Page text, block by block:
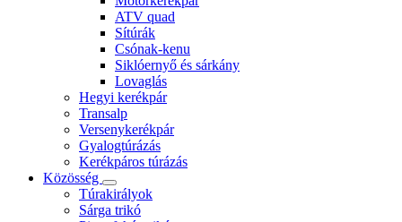
ATV quad
Sítúrák
Csónak-kenu
Siklóernyő és sárkány
Lovaglás
Hegyi kerékpár
Transalp
Versenykerékpár
Gyalogtúrázás
Kerékpáros túrázás
Közösség
Túrakirályok
Sárga trikó